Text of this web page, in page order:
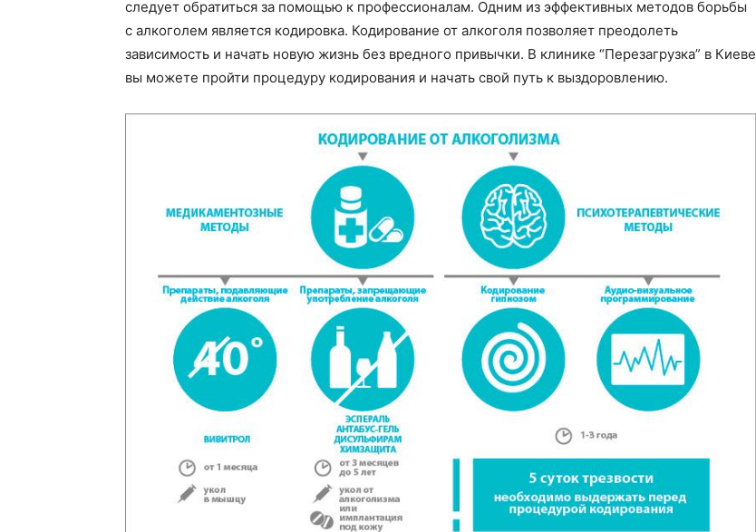
следует обратиться за помощью к профессионалам. Одним из эффективных методов борьбы
с алкоголем является кодировка. Кодирование от алкоголя позволяет преодолеть
зависимость и начать новую жизнь без вредного привычки. В клинике “Перезагрузка” в Киеве
вы можете пройти процедуру кодирования и начать свой путь к выздоровлению.